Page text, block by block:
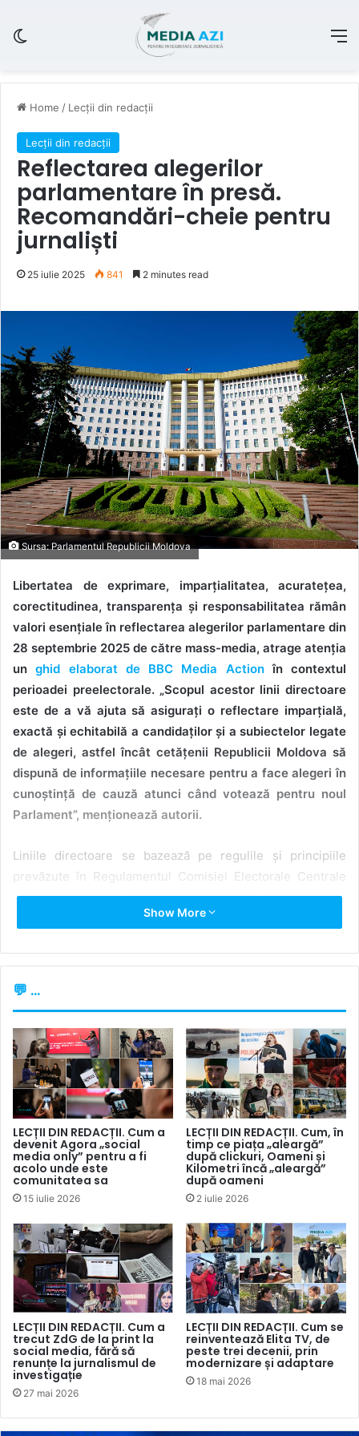
Home / Lecții din redacții
Lecții din redacții
Reflectarea alegerilor
parlamentare în presă.
Recomandări-cheie pentru
jurnaliști
25 iulie 2025 841 2 minutes read
Sursa: Parlamentul Republicii Moldova
Libertatea de exprimare, imparțialitatea, acuratețea,
corectitudinea, transparența și responsabilitatea rămân
valori esențiale în reflectarea alegerilor parlamentare din
28 septembrie 2025 de către mass-media, atrage atenția
unghid elaborat de BBC Media Actionîn contextul
perioadei preelectorale. „Scopul acestor linii directoare
este de a vă ajuta să asigurați o reflectare imparțială,
exactă și echitabilă a candidaților și a subiectelor legate
de alegeri, astfel încât cetățenii Republicii Moldova să
dispună de informațiile necesare pentru a face alegeri în
cunoștință de cauză atunci când votează pentru noul
Parlament”, menționează autorii.
Liniile directoare se bazează pe regulile și principiile
prevăzute în Regulamentul Comisiei Electorale Centrale
privind reflectarea alegerilor și în Codul deontologic al
asigurată dacă jurnaliștii iau decizii editoriale echilibrate,
spatele campaniei, trebuie să o facă cu o atitudine
incluzivă, reflectând o paletă de opinii. Ar trebui să
includeți o gamă largă de opinii și informații și toate
punctele de vedere. Bătrânii și tinerii, locuitorii din orașe
și sate, bogații și săracii vor avea păreri diferite”.
Autorii ghidului recomandă ca, în cazul în care anumite
probleme sunt puțin discutatesau nu sunt de actualitate,
subiectele nu au o importanță majoră, nu este necesară
includerea unei game largi de opinii. Totodată, atunci când
este vorba desprefapte demonstrate, precum un
consens științific clar, nu se justifică acordarea unui spațiu
considerabil opiniilor divergente. Argumentele care susțin,
de exemplu, că știința greșește, nu contribuie la
asigurarea imparțialității.
De asemenea, cu privire la
documentul precizează: „Poate fi potrivit să spuneți
Show More
💬 ...
LECȚII DIN REDACȚII. Cum a
devenit Agora „social
media only” pentru a fi
acolo unde este
comunitatea sa
15 iulie 2026
LECȚII DIN REDACȚII. Cum, în
timp ce piața „aleargă”
după clickuri, Oameni și
Kilometri încă „aleargă”
după oameni
2 iulie 2026
LECȚII DIN REDACȚII. Cum a
trecut ZdG de la print la
social media, fără să
renunțe la jurnalismul de
investigație
27 mai 2026
LECȚII DIN REDACȚII. Cum se
reinventează Elita TV, de
peste trei decenii, prin
modernizare și adaptare
18 mai 2026